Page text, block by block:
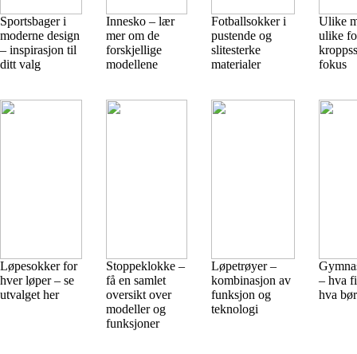
Sportsbager i
moderne design
– inspirasjon til
ditt valg
Innesko – lær
mer om de
forskjellige
modellene
Fotballsokker i
pustende og
slitesterke
materialer
Ulike
ulike
fokus
Løpesokker for
hver løper – se
utvalget her
Stoppeklokke –
få en samlet
oversikt over
modeller og
funksjoner
Løpetrøyer –
kombinasjon av
funksjon og
teknologi
– hva
hva